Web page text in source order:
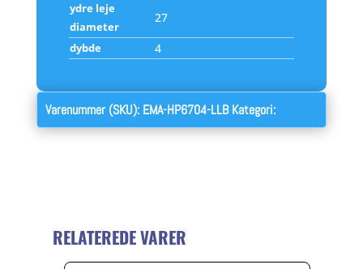
ydre leje
diameter
27
dybde 4
Varenummer (SKU): EMA-HP6704-LLB Kategori:
RELATEREDE VARER